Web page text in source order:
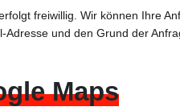
freiwillig. Wir können Ihre
und den Grund der
Maps